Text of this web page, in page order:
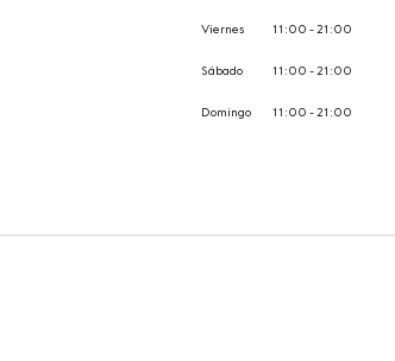
Viernes 11:00 - 21:00
Sábado 11:00 - 21:00
Domingo 11:00 - 21:00